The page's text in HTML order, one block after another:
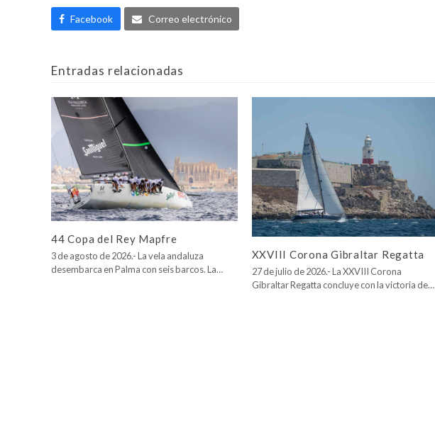
Facebook Correo electrónico
Entradas relacionadas
44 Copa del Rey Mapfre
3 de agosto de 2026.- La vela andaluza
desembarca en Palma con seis barcos. La…
XXVIII Corona Gibraltar Regatta
27 de julio de 2026.- La XXVIII Corona
Gibraltar Regatta concluye con la victoria de…